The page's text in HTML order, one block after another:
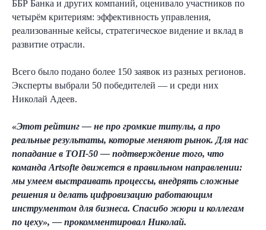
ББР Банка и других компаний, оценивало участников по
четырём критериям: эффективность управления,
реализованные кейсы, стратегическое видение и вклад в
развитие отрасли.
Всего было подано более 150 заявок из разных регионов.
Эксперты выбрали 50 победителей — и среди них
Николай Адеев.
«Этот рейтинг — не про громкие титулы, а про
реальные результаты, которые меняют рынок. Для нас
попадание в ТОП‑50 — подтверждение того, что
команда Artsofte движется в правильном направлении:
мы умеем выстраивать процессы, внедрять сложные
решения и делать цифровизацию работающим
инструментом для бизнеса. Спасибо жюри и коллегам
по цеху», — прокомментировал Николай.
г. Москва, ИЦ Сколково, Большой бульвар, д.
42, стр. 1, эт. 0, пом. 264, рм 4
8 (800) 550-65-30
hello@nopaper.ru